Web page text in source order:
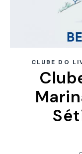
CLUBE DO